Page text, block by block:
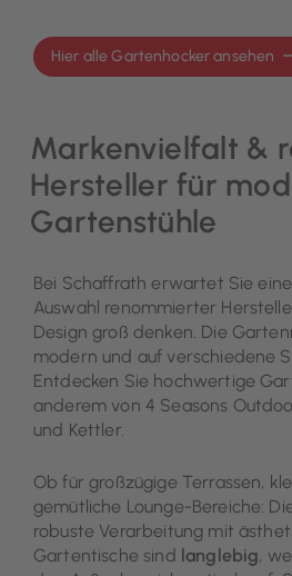
Hier alle Gartenhocker ansehen
Markenvielfalt &
Hersteller für
Gartenstühle
Bei Schaffrath erwartet Sie
Auswahl renommierter
Design groß denken. Die
modern und auf verschiedene
Entdecken Sie hochwertige
anderem von 4 Seasons
und Kettler.
Ob für großzügige Terrassen,
gemütliche Lounge-Bereiche:
robuste Verarbeitung mit
Gartentische sind langlebig,